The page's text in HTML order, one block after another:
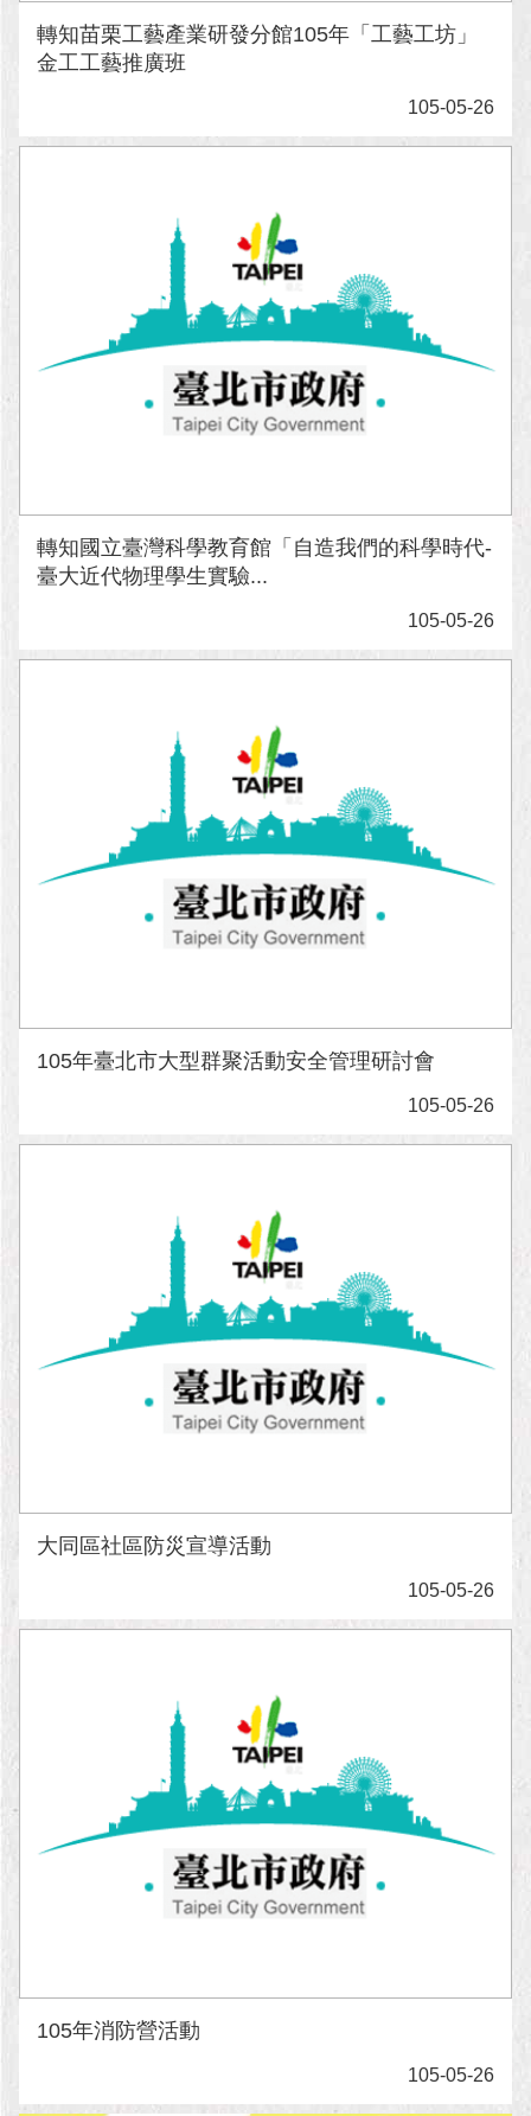
轉知苗栗工藝產業研發分館105年「工藝工坊」
金工工藝推廣班
105-05-26
轉知國立臺灣科學教育館「自造我們的科學時代-
臺大近代物理學生實驗...
105-05-26
105年臺北市大型群聚活動安全管理研討會
105-05-26
大同區社區防災宣導活動
105-05-26
105年消防營活動
105-05-26